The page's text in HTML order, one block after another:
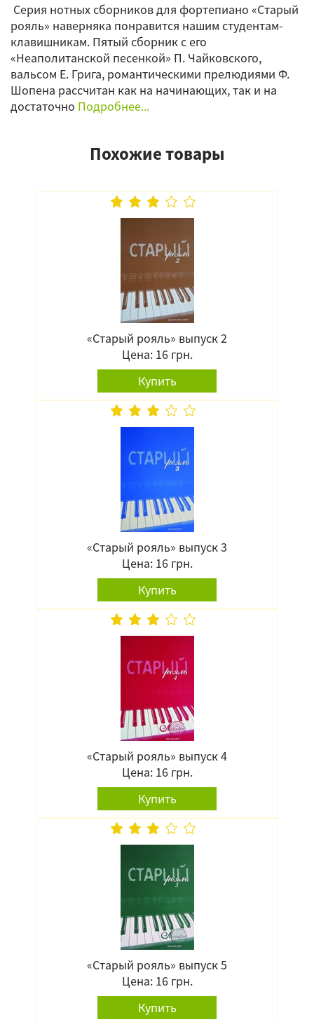
Серия нотных сборников для фортепиано «Старый
рояль» наверняка понравится нашим студентам-
клавишникам. Пятый сборник с его
«Неаполитанской песенкой» П. Чайковского,
вальсом Е. Грига, романтическими прелюдиями Ф.
Шопена рассчитан как на начинающих, так и на
достаточно Подробнее...
Похожие товары
«Старый рояль» выпуск 2
Цена: 16 грн.
Купить
«Старый рояль» выпуск 3
Цена: 16 грн.
Купить
«Старый рояль» выпуск 4
Цена: 16 грн.
Купить
«Старый рояль» выпуск 5
Цена: 16 грн.
Купить